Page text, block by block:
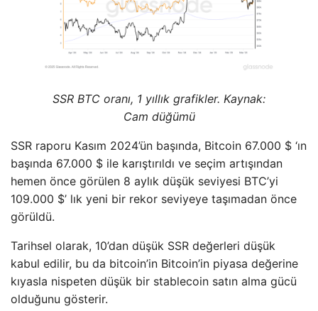
SSR BTC oranı, 1 yıllık grafikler. Kaynak:
Cam düğümü
SSR raporu Kasım 2024’ün başında, Bitcoin 67.000 $ ‘ın
başında 67.000 $ ile karıştırıldı ve seçim artışından
hemen önce görülen 8 aylık düşük seviyesi BTC’yi
109.000 $’ lık yeni bir rekor seviyeye taşımadan önce
görüldü.
Tarihsel olarak, 10’dan düşük SSR değerleri düşük
kabul edilir, bu da bitcoin’in Bitcoin’in piyasa değerine
kıyasla nispeten düşük bir stablecoin satın alma gücü
olduğunu gösterir.